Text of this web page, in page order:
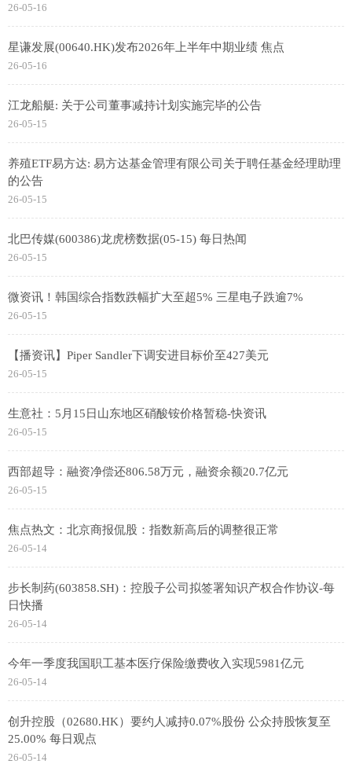
26-05-16
星谦发展(00640.HK)发布2026年上半年中期业绩 焦点
26-05-16
江龙船艇: 关于公司董事减持计划实施完毕的公告
26-05-15
养殖ETF易方达: 易方达基金管理有限公司关于聘任基金经理助理
的公告
26-05-15
北巴传媒(600386)龙虎榜数据(05-15) 每日热闻
26-05-15
微资讯！韩国综合指数跌幅扩大至超5% 三星电子跌逾7%
26-05-15
【播资讯】Piper Sandler下调安进目标价至427美元
26-05-15
生意社：5月15日山东地区硝酸铵价格暂稳-快资讯
26-05-15
西部超导：融资净偿还806.58万元，融资余额20.7亿元
26-05-15
焦点热文：北京商报侃股：指数新高后的调整很正常
26-05-14
步长制药(603858.SH)：控股子公司拟签署知识产权合作协议-每
日快播
26-05-14
今年一季度我国职工基本医疗保险缴费收入实现5981亿元
26-05-14
创升控股（02680.HK）要约人减持0.07%股份 公众持股恢复至
25.00% 每日观点
26-05-14